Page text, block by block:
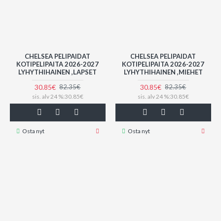
CHELSEA PELIPAIDAT
KOTIPELIPAITA 2026-2027
LYHYTHIHAINEN ,LAPSET
30.85€ 82.35€
sis. alv 24 %:30.85€
Osta nyt
CHELSEA PELIPAIDAT
KOTIPELIPAITA 2026-2027
LYHYTHIHAINEN ,MIEHET
30.85€ 82.35€
sis. alv 24 %:30.85€
Osta nyt